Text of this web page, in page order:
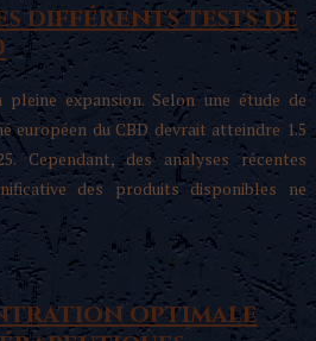
différents tests de
expansion. Selon une étude de
européen du CBD devrait atteindre 1.5
Cependant, des analyses récentes
des produits disponibles ne
optimale